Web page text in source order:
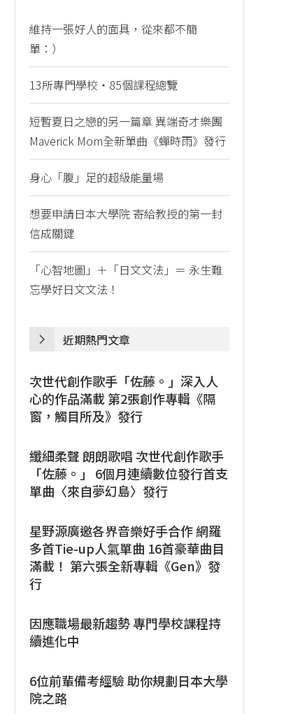
維持一張好人的面具，從來都不簡
單：）
13所專門學校・85個課程總覽
短暫夏日之戀的另一篇章 異端奇才樂團
Maverick Mom全新單曲《蟬時雨》發行
身心「腹」足的超級能量場
想要申請日本大學院 寄給教授的第一封
信成關鍵
「心智地圖」＋「日文文法」＝ 永生難
忘學好日文文法！
近期熱門文章
次世代創作歌手「佐藤。」深入人
心的作品滿載 第2張創作專輯《隔
窗，觸目所及》發行
纖細柔聲 朗朗歌唱 次世代創作歌手
「佐藤。」 6個月連續數位發行首支
單曲〈來自夢幻島〉發行
星野源廣邀各界音樂好手合作 網羅
多首Tie-up人氣單曲 16首豪華曲目
滿載！ 第六張全新專輯《Gen》發
行
因應職場最新趨勢 專門學校課程持
續進化中
6位前輩備考經驗 助你規劃日本大學
院之路